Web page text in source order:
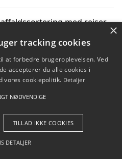
med rejser
bidrage til co2 reduktion
Blog Betingelser
×
tracking cookies
at forbedre brugeroplevelsen. Ved
accepterer du alle cookies i
vores cookiepolitik. Detaljer
NØDVENDIGE
TILLAD IKKE COOKIES
DETALJER